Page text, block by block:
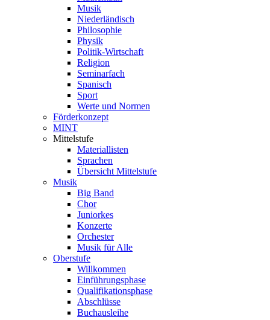
Musik
Niederländisch
Philosophie
Physik
Politik-Wirtschaft
Religion
Seminarfach
Spanisch
Sport
Werte und Normen
Förderkonzept
MINT
Mittelstufe
Materiallisten
Sprachen
Übersicht Mittelstufe
Musik
Big Band
Chor
Juniorkes
Konzerte
Orchester
Musik für Alle
Oberstufe
Willkommen
Einführungsphase
Qualifikationsphase
Abschlüsse
Buchausleihe